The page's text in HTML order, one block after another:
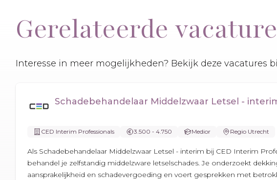
Gerelateerde
Interesse in meer mogelijkheden? Bekijk deze
Schadebehandelaar Middelzwaar Letsel -
CED Interim Professionals 3.500 - 4.750 Medior Regio Utrecht
Als Schadebehandelaar Middelzwaar Letsel - interim bij CED Interim
behandel je zelfstandig middelzware letselschades. Je onderzoekt
aansprakelijkheid en schadevergoeding en voert gesprekken met